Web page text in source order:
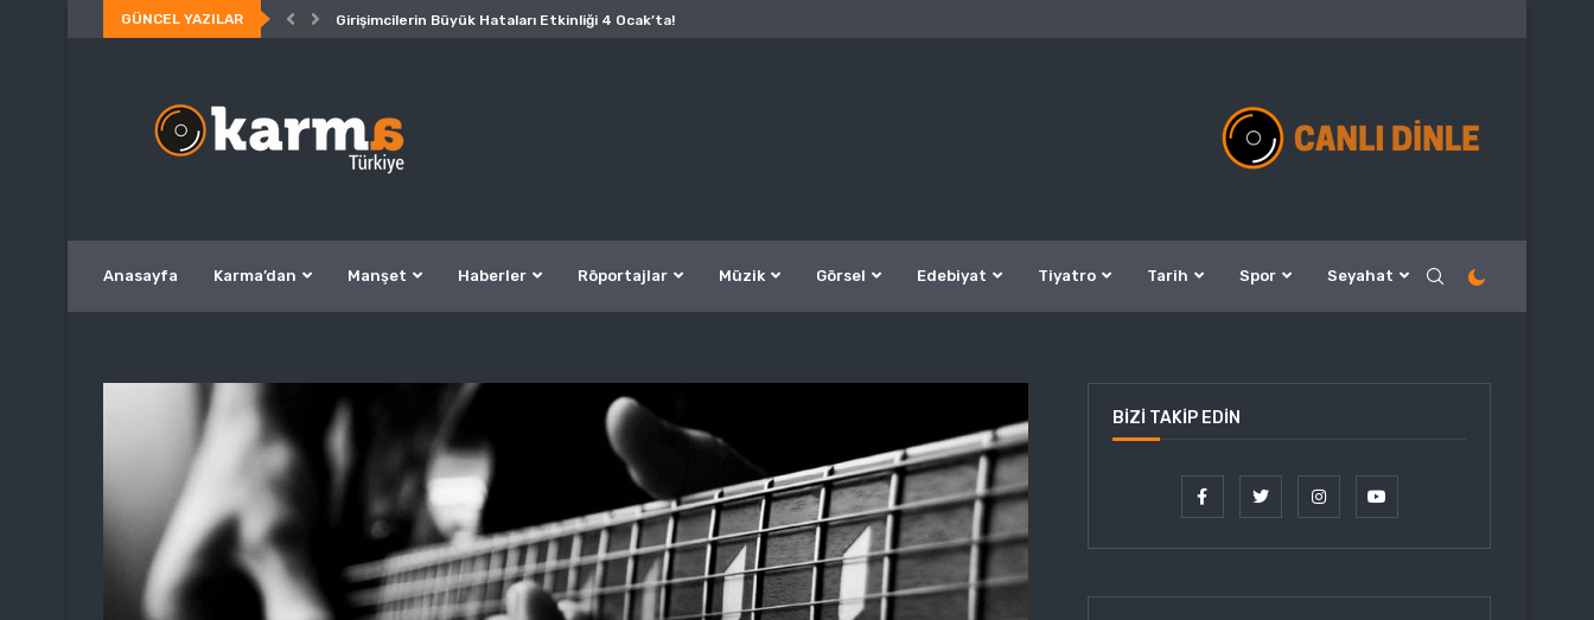
GÜNCEL YAZILAR Girişimcilerin Büyük Hataları Etkinliği 4 Ocak’ta!
Anasayfa Karma’dan Manşet Haberler Röportajlar Müzik Görsel Edebiyat Tiyatro Tarih Spor Seyahat
BIZI TAKIP EDIN